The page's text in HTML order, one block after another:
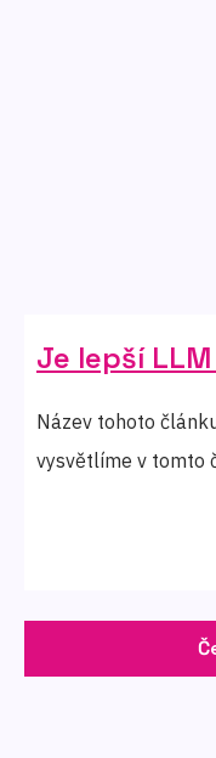
Je lepší
Název tohoto
vysvětlíme v tomto